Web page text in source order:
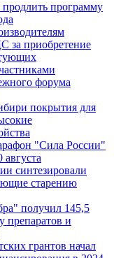
программу
за приобретение
форума
покрытия для
"Сила России"
синтезировали
старению
получил 145,5
препаратов и
грантов начал